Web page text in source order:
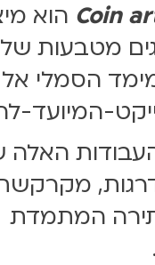
Coin
הסמלי אל
המיועד-
המתמדת